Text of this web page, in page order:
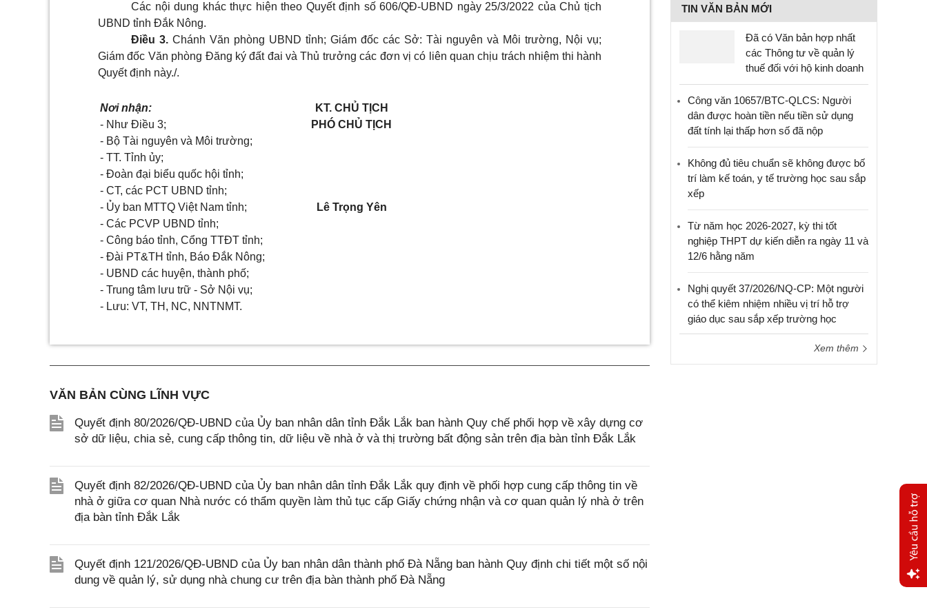
Các nội dung khác thực hiện theo Quyết định số 606/QĐ-UBND ngày 25/3/2022 của Chủ tịch
UBND tỉnh Đắk Nông.
Điều 3. Chánh Văn phòng UBND tỉnh; Giám đốc các Sở: Tài nguyên và Môi trường, Nội vụ;
Giám đốc Văn phòng Đăng ký đất đai và Thủ trưởng các đơn vị có liên quan chịu trách nhiệm thi hành
Quyết định này./.
Nơi nhận:
- Như Điều 3;
- Bộ Tài nguyên và Môi trường;
- TT. Tỉnh ủy;
- Đoàn đại biểu quốc hội tỉnh;
- CT, các PCT UBND tỉnh;
- Ủy ban MTTQ Việt Nam tỉnh;
- Các PCVP UBND tỉnh;
- Công báo tỉnh, Cổng TTĐT tỉnh;
- Đài PT&TH tỉnh, Báo Đắk Nông;
- UBND các huyện, thành phố;
- Trung tâm lưu trữ - Sở Nội vụ;
- Lưu: VT, TH, NC, NNTNMT.
KT. CHỦ TỊCH
PHÓ CHỦ TỊCH
Lê Trọng Yên
VĂN BẢN CÙNG LĨNH VỰC
Quyết định 80/2026/QĐ-UBND của Ủy ban nhân dân tỉnh Đắk Lắk ban hành Quy chế phối hợp về xây dựng cơ
sở dữ liệu, chia sẻ, cung cấp thông tin, dữ liệu về nhà ở và thị trường bất động sản trên địa bàn tỉnh Đắk Lắk
Quyết định 82/2026/QĐ-UBND của Ủy ban nhân dân tỉnh Đắk Lắk quy định về phối hợp cung cấp thông tin về
nhà ở giữa cơ quan Nhà nước có thẩm quyền làm thủ tục cấp Giấy chứng nhận và cơ quan quản lý nhà ở trên
địa bàn tỉnh Đắk Lắk
Quyết định 121/2026/QĐ-UBND của Ủy ban nhân dân thành phố Đà Nẵng ban hành Quy định chi tiết một số nội
dung về quản lý, sử dụng nhà chung cư trên địa bàn thành phố Đà Nẵng
TIN VĂN BẢN MỚI
Đã có Văn bản hợp nhất
các Thông tư về quản lý
thuế đối với hộ kinh doanh
Công văn 10657/BTC-QLCS: Người
dân được hoàn tiền nếu tiền sử dụng
đất tính lại thấp hơn số đã nộp
Không đủ tiêu chuẩn sẽ không được bố
trí làm kế toán, y tế trường học sau sắp
xếp
Từ năm học 2026-2027, kỳ thi tốt
nghiệp THPT dự kiến diễn ra ngày 11 và
12/6 hằng năm
Nghị quyết 37/2026/NQ-CP: Một người
có thể kiêm nhiệm nhiều vị trí hỗ trợ
giáo dục sau sắp xếp trường học
Xem thêm